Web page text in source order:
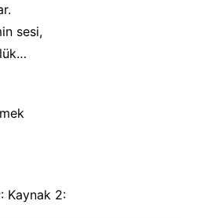
sesi,
: Kaynak 2: